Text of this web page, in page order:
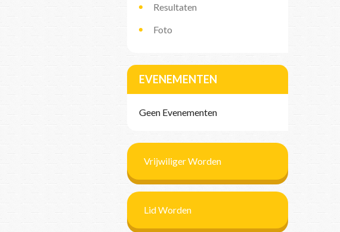
Resultaten
Foto
EVENEMENTEN
Geen Evenementen
Vrijwiliger Worden
Lid Worden